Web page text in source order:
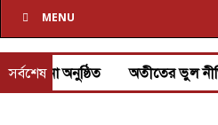
MENU
সর্বশেষ অতীতের ভুল নীতিতেই